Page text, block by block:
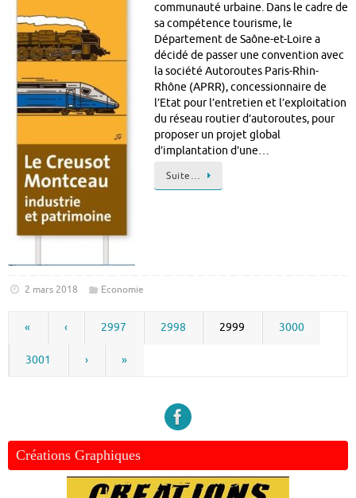
communauté urbaine. Dans le cadre de
sa compétence tourisme, le
Département de Saône-et-Loire a
décidé de passer une convention avec
la société Autoroutes Paris-Rhin-
Rhône (APRR), concessionnaire de
l’Etat pour l’entretien et l’exploitation
du réseau routier d’autoroutes, pour
proposer un projet global
d’implantation d’une…
Suite…
2 mars 2018 Economie
« ‹ 2997 2998 2999 3000
3001 › »
Créations Graphiques